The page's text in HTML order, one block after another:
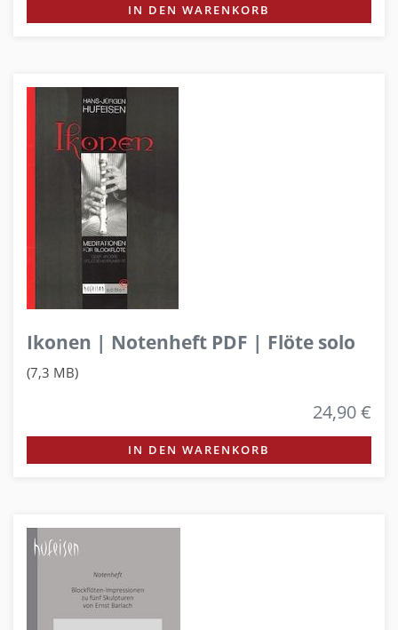
IN DEN WARENKORB
Ikonen | Notenheft PDF | Flöte solo
(7,3 MB)
24,90 €
IN DEN WARENKORB